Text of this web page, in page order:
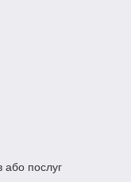
або послуг